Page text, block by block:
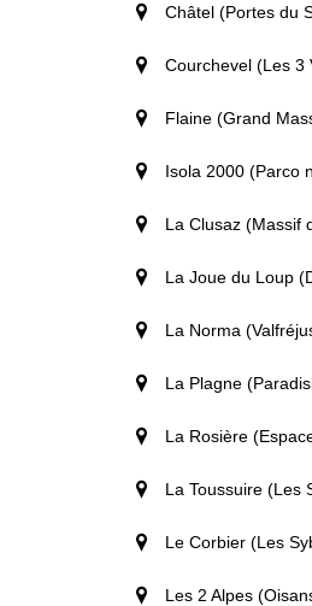
Châtel (Portes du
Courchevel (Les 3
Flaine (Grand
Isola 2000 (Parco
La Clusaz (Massif
La Joue du Loup
La Norma
La Plagne
La Rosière
La Toussuire (Les
Le Corbier (Les
Les 2 Alpes